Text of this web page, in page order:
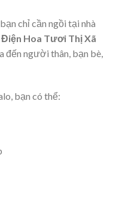
chỉ cần ngồi tại nhà
Điện Hoa Tươi Thị Xã
đến người thân, bạn bè,
bạn có thể: